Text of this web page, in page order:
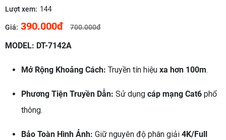
Lượt xem: 144
Giá: 390.000đ 700.000đ
MODEL: DT-7142A
Mở Rộng Khoảng Cách: Truyền tín hiệu xa hơn 100m.
Phương Tiện Truyền Dẫn: Sử dụng cáp mạng Cat6 phổ
thông.
Bảo Toàn Hình Ảnh: Giữ nguyên độ phân giải 4K/Full